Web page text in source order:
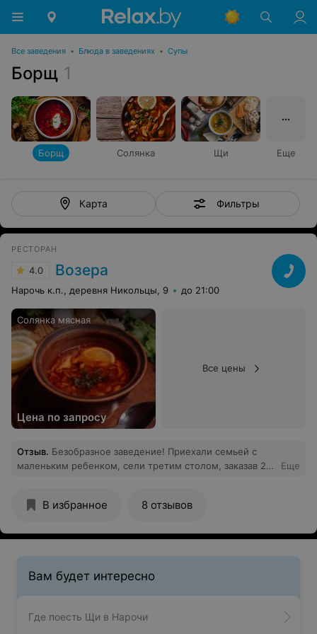
Все заведения • Блюда в заведениях • Супы
Борщ 1
Борщ Солянка Щи Еще
Карта Фильтры
РЕСТОРАН
4.0 Возера
Нарочь к.п., деревня Никольцы, 9 до 21:00
Солянка мясная
Цена по запросу
Все цены
Отзыв. Безобразное заведение! Приехали семьей с
маленьким ребенком, сели третим столом, заказав 2
Беларуси я не встречал нигде, маленькому ребенку
макоррны и котлету) не советую данное заведение от
Еще
В избранное 8 отзывов
Вам будет интересно
Где поесть Щи в Нарочи